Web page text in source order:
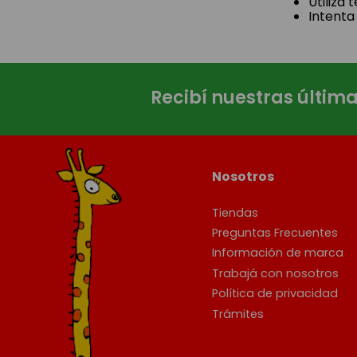
Intenta
Recibí nuestras
Nosotros
Tiendas
Preguntas Frecuentes
Información de marca
Trabajá con nosotros
Política de privacidad
Trámites